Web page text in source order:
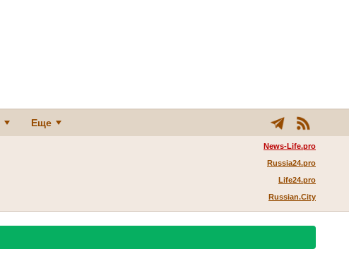
Еще
News-Life.pro
Russia24.pro
Life24.pro
Russian.City